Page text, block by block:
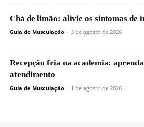
Chá de limão: alivie os sintomas de
Guia de Musculação - 3 de agosto de 2026
Recepção fria na academia:
atendimento
Guia de Musculação - 1 de agosto de 2026